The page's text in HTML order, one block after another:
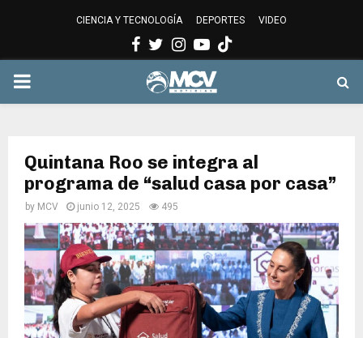
CIENCIA Y TECNOLOGÍA DEPORTES VIDEO
Facebook
Twitter
Instagram
Youtube
PRIMARY
Quintana Roo se integra al
programa de “salud casa por casa”
by MCV junio 12, 2025 495